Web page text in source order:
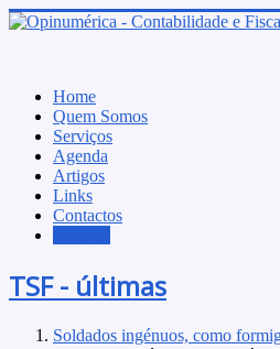
Home
Quem Somos
Serviços
Agenda
Artigos
Links
Contactos
TSF - últimas
Soldados ingénuos, como